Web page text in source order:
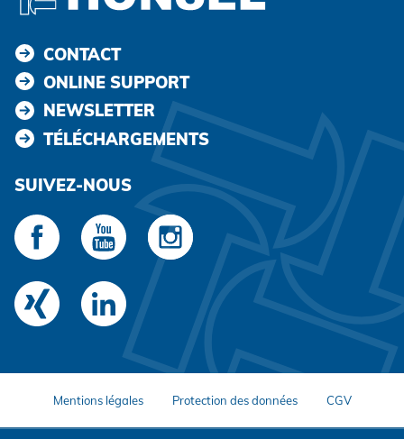
CONTACT
ONLINE SUPPORT
NEWSLETTER
TÉLÉCHARGEMENTS
SUIVEZ-NOUS
Mentions légales Protection des données CGV